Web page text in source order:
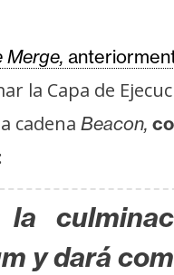
Merge,
la Capa de
cadena Beacon,
la
y dará